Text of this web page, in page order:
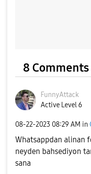
8 Comments
FunnyAttack
Active Level 6
‎08-22-2023 08:29 AM in
Whatsappdan alinan
neyden bahsediyon
sana